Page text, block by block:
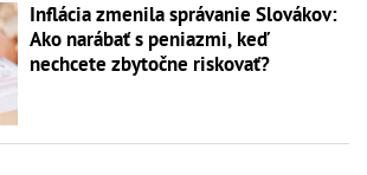
Inflácia zmenila správanie Slovákov:
Ako narábať s peniazmi, keď
nechcete zbytočne riskovať?